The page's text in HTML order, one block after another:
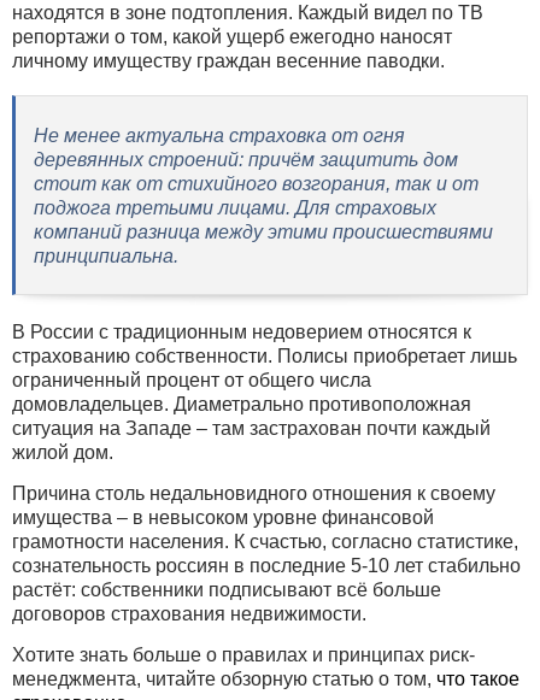
находятся в зоне подтопления. Каждый видел по ТВ
репортажи о том, какой ущерб ежегодно наносят
личному имуществу граждан весенние паводки.
Не менее актуальна страховка от огня
деревянных строений: причём защитить дом
стоит как от стихийного возгорания, так и от
поджога третьими лицами. Для страховых
компаний разница между этими происшествиями
принципиальна.
В России с традиционным недоверием относятся к
страхованию собственности. Полисы приобретает лишь
ограниченный процент от общего числа
домовладельцев. Диаметрально противоположная
ситуация на Западе – там застрахован почти каждый
жилой дом.
Причина столь недальновидного отношения к своему
имущества – в невысоком уровне финансовой
грамотности населения. К счастью, согласно статистике,
сознательность россиян в последние 5-10 лет стабильно
растёт: собственники подписывают всё больше
договоров страхования недвижимости.
Хотите знать больше о правилах и принципах риск-
менеджмента, читайте обзорную статью о том, что такое